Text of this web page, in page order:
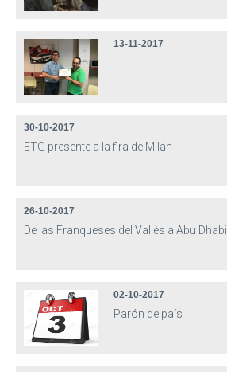
13-11-2017
30-10-2017
ETG presente a la fira de Milán
26-10-2017
De las Franqueses del Vallès a Abu Dhabi
02-10-2017
Parón de país